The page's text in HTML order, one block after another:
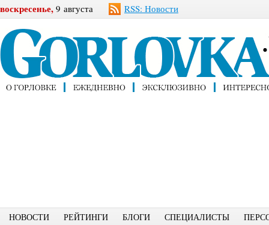
воскресенье, 9 августа RSS: Новости
НОВОСТИ РЕЙТИНГИ БЛОГИ СПЕЦИАЛИСТЫ